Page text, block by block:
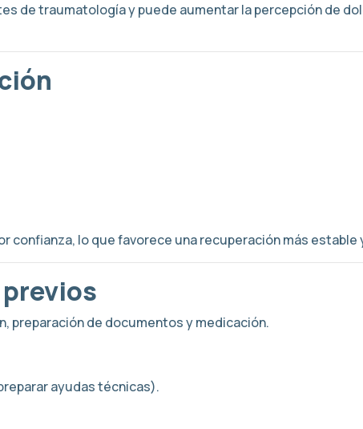
de traumatología y puede aumentar la percepción de
lo que favorece una recuperación más estable
preparación de documentos y medicación.
ayudas técnicas).